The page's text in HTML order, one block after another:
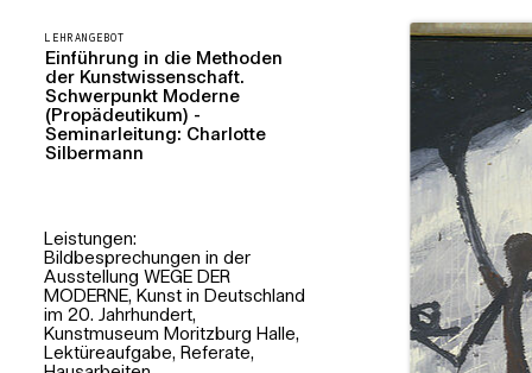
LEHRANGEBOT
Einführung in die Methoden
der Kunstwissenschaft.
Schwerpunkt Moderne
(Propädeutikum) -
Seminarleitung: Charlotte
Silbermann
Leistungen:
Bildbesprechungen in der
Ausstellung WEGE DER
MODERNE, Kunst in Deutschland
im 20. Jahrhundert,
Kunstmuseum Moritzburg Halle,
Lektüreaufgabe, Referate,